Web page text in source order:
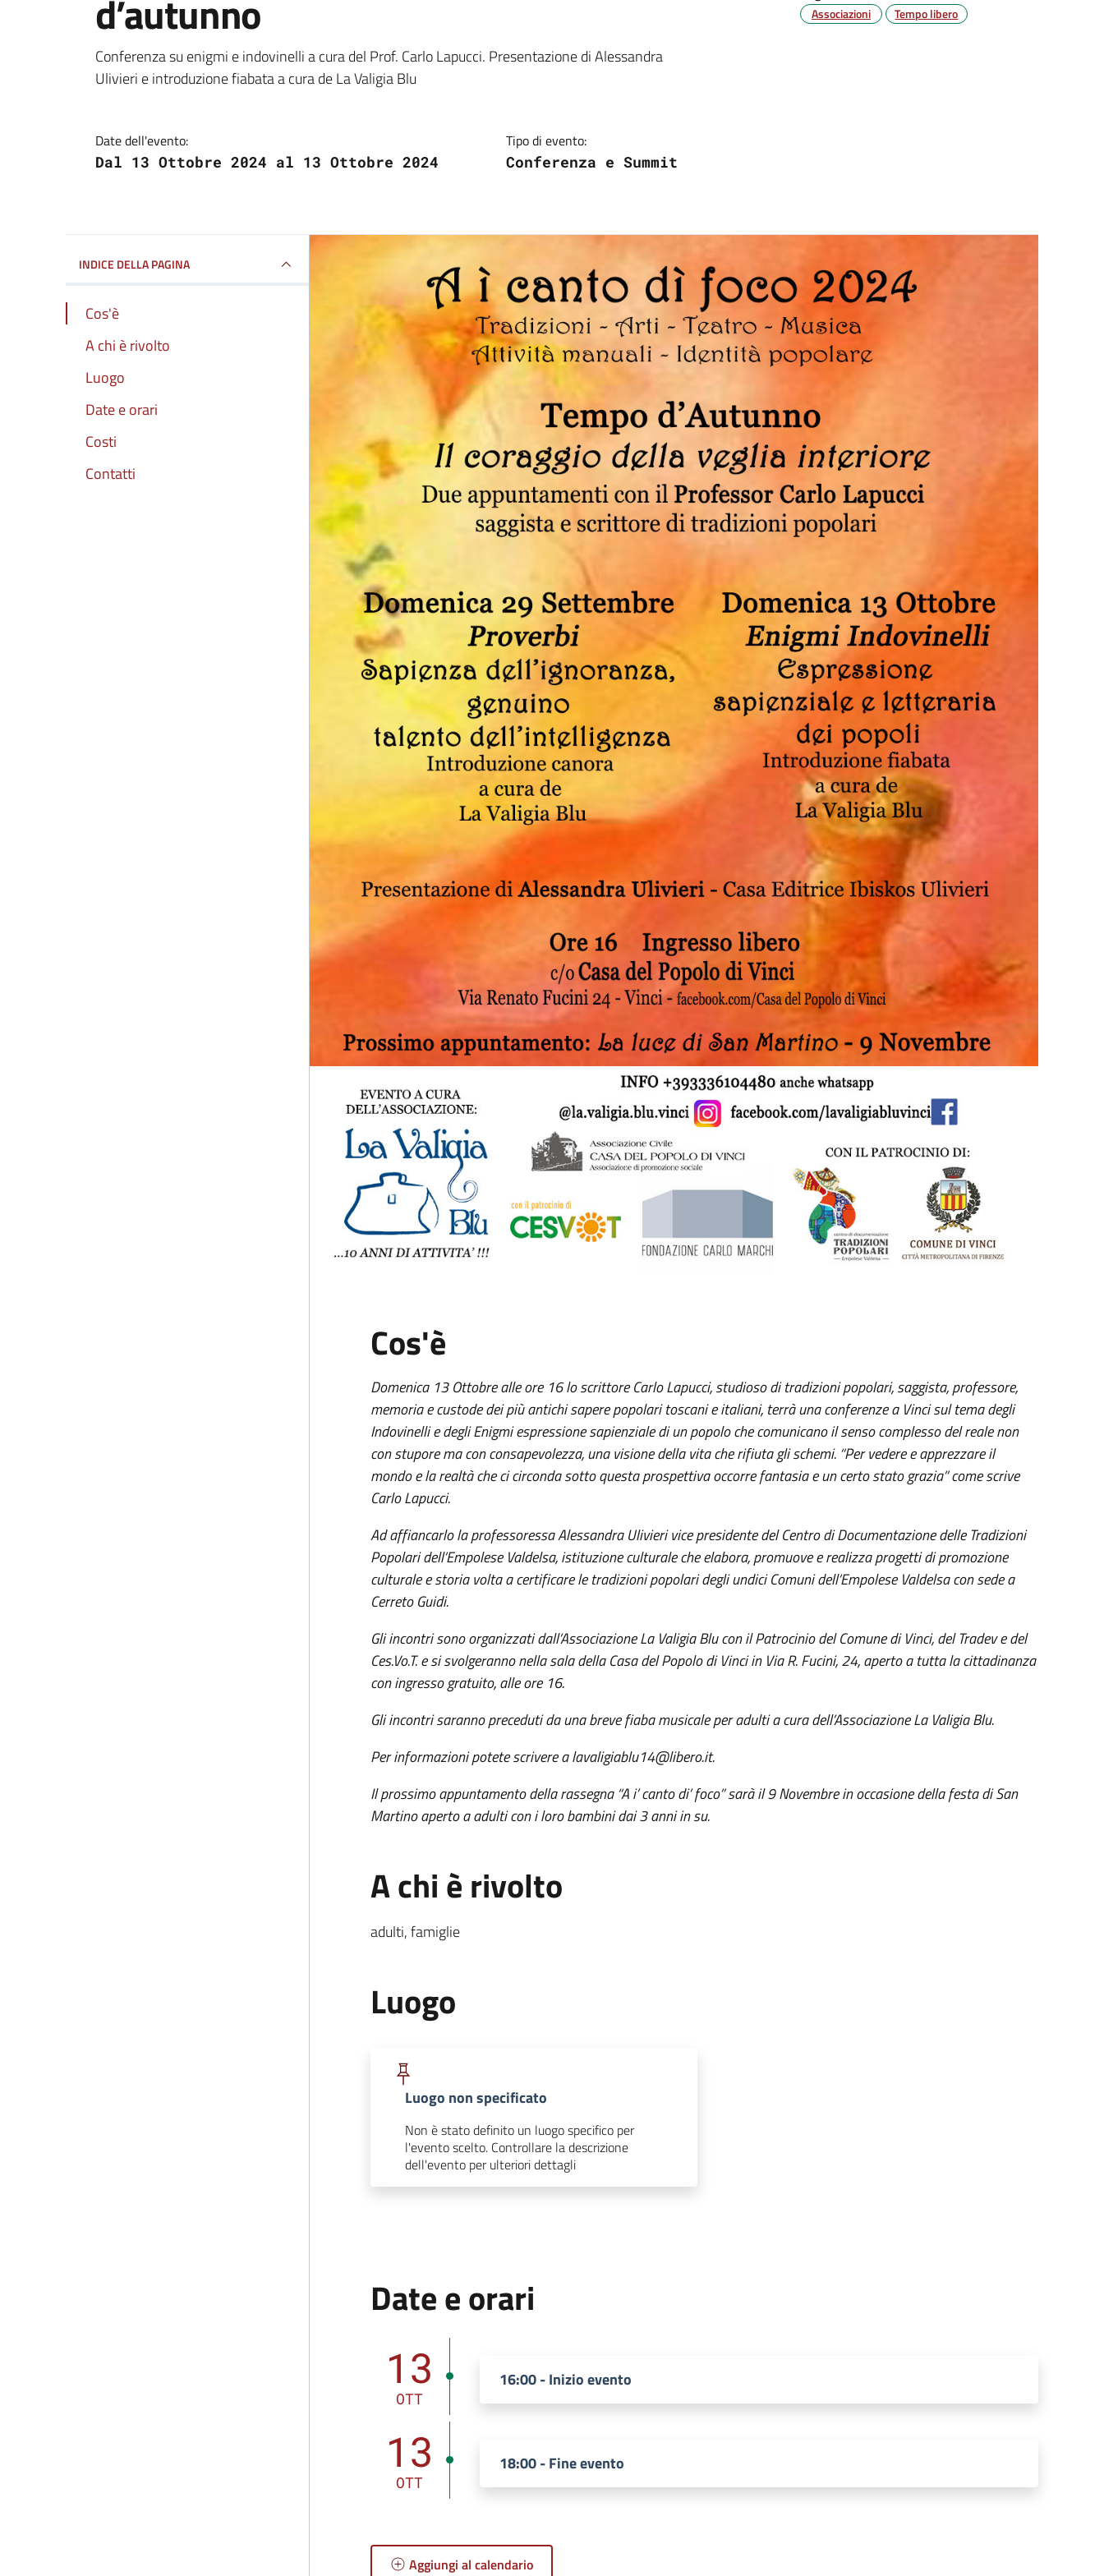
d’autunno
Conferenza su enigmi e indovinelli a cura del Prof. Carlo Lapucci. Presentazione di Alessandra
Ulivieri e introduzione fiabata a cura de La Valigia Blu
Date dell'evento:
Dal 13 Ottobre 2024 al 13 Ottobre 2024
Tipo di evento:
Conferenza e Summit
Associazioni Tempo libero
INDICE DELLA PAGINA
Cos'è
A chi è rivolto
Luogo
Date e orari
Costi
Contatti
Cos'è:
Domenica 13 Ottobre alle ore 16 lo scrittore Carlo Lapucci, studioso di tradizioni popolari, saggista, professore,
memoria e custode dei più antichi sapere popolari toscani e italiani, terrà una conferenze a Vinci sul tema degli
Indovinelli e degli Enigmi espressione sapienziale di un popolo che comunicano il senso complesso del reale non
con stupore ma con consapevolezza, una visione della vita che rifiuta gli schemi. “Per vedere e apprezzare il
mondo e la realtà che ci circonda sotto questa prospettiva occorre fantasia e un certo stato grazia” come scrive
Carlo Lapucci.
Ad affiancarlo la professoressa Alessandra Ulivieri vice presidente del Centro di Documentazione delle Tradizioni
Popolari dell’Empolese Valdelsa, istituzione culturale che elabora, promuove e realizza progetti di promozione
culturale e storia volta a certificare le tradizioni popolari degli undici Comuni dell’Empolese Valdelsa con sede a
Cerreto Guidi.
Gli incontri sono organizzati dall’Associazione La Valigia Blu con il Patrocinio del Comune di Vinci, del Tradev e del
Ces.Vo.T. e si svolgeranno nella sala della Casa del Popolo di Vinci in Via R. Fucini, 24, aperto a tutta la cittadinanza
con ingresso gratuito, alle ore 16.
Gli incontri saranno preceduti da una breve fiaba musicale per adulti a cura dell’Associazione La Valigia Blu.
Per informazioni potete scrivere a lavaligiablu14@libero.it.
Il prossimo appuntamento della rassegna “A i’ canto di’ foco” sarà il 9 Novembre in occasione della festa di San
Martino aperto a adulti con i loro bambini dai 3 anni in su.
A chi è rivolto:
adulti, famiglie
Luogo:
Luogo non specificato:
Non è stato definito un luogo specifico per
l'evento scelto. Controllare la descrizione
dell'evento per ulteriori dettagli.
Date e orari
Dal 13 Ottobre 2024 al 13 Ottobre 2024.
13
OTT
16:00 - Inizio evento
13
OTT
18:00 - Fine evento
Aggiungi al calendario